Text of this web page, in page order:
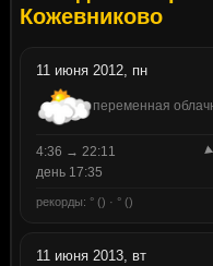
Кожевниково
11 июня 2012, пн
переменная
4:36 → 22:11
день 17:35
рекорды: ° () · ° ()
11 июня 2013, вт